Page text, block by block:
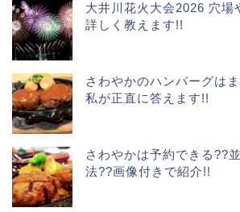
大井川花火大会2026 穴場
詳しく教えます!!
さわやかのハンバーグは
私が正直に答えます!!
さわやかは予約できる??
法??画像付きで紹介!!